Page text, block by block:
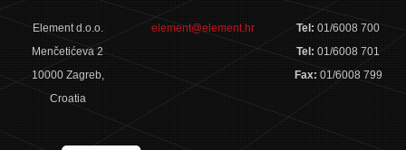
Element d.o.o.
Menčetićeva 2
10000 Zagreb,
Croatia
element@element.hr Tel:01/6008 700
Tel:01/6008 701
Fax: 01/6008 799